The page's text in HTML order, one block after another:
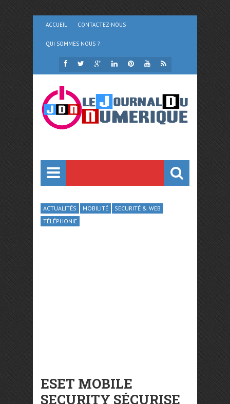
ACCUEIL CONTACTEZ-NOUS
QUI SOMMES NOUS ?
ACTUALITÉS MOBILITÉ
SECURITÉ & WEB
TÉLÉPHONIE
ESET MOBILE
SECURITY SÉCURISE